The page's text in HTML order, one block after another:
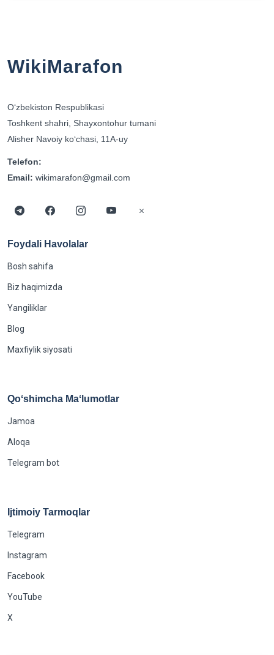
WikiMarafon
Oʻzbekiston Respublikasi
Toshkent shahri, Shayxontohur tumani
Alisher Navoiy koʻchasi, 11A-uy
Telefon:
Email: wikimarafon@gmail.com
Foydali Havolalar
Bosh sahifa
Biz haqimizda
Yangiliklar
Blog
Maxfiylik siyosati
Qoʻshimcha Maʻlumotlar
Jamoa
Aloqa
Telegram bot
Ijtimoiy Tarmoqlar
Telegram
Instagram
Facebook
YouTube
X